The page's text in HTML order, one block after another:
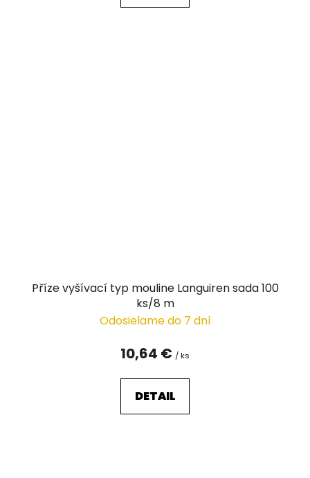
Příze vyšívací typ mouline Languiren sada 100
ks/8 m
Odosielame do 7 dní
10,64 € / ks
DETAIL